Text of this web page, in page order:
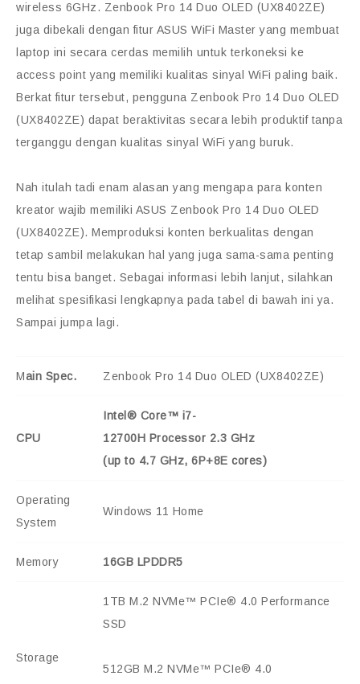
wireless 6GHz. Zenbook Pro 14 Duo OLED (UX8402ZE)
juga dibekali dengan fitur ASUS WiFi Master yang membuat
laptop ini secara cerdas memilih untuk terkoneksi ke
access point yang memiliki kualitas sinyal WiFi paling baik.
Berkat fitur tersebut, pengguna Zenbook Pro 14 Duo OLED
(UX8402ZE) dapat beraktivitas secara lebih produktif tanpa
terganggu dengan kualitas sinyal WiFi yang buruk.
Nah itulah tadi enam alasan yang mengapa para konten
kreator wajib memiliki ASUS Zenbook Pro 14 Duo OLED
(UX8402ZE). Memproduksi konten berkualitas dengan
tetap sambil melakukan hal yang juga sama-sama penting
tentu bisa banget. Sebagai informasi lebih lanjut, silahkan
melihat spesifikasi lengkapnya pada tabel di bawah ini ya.
Sampai jumpa lagi.
Main Spec. Zenbook Pro 14 Duo OLED (UX8402ZE)
CPU
Intel® Core™ i7-
12700H Processor 2.3 GHz
(up to 4.7 GHz, 6P+8E cores)
Operating
System
Windows 11 Home
Memory 16GB LPDDR5
Storage
1TB M.2 NVMe™ PCIe® 4.0 Performance
SSD
512GB M.2 NVMe™ PCIe® 4.0